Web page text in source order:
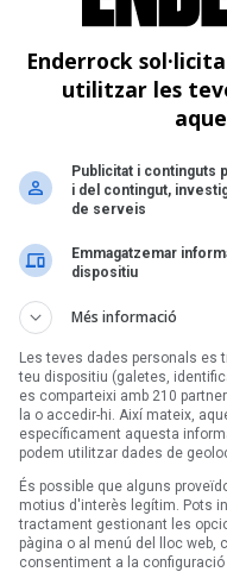
(@boicotspotify_cat)
d'estríming amb
Peya,Salvador Sobral
que la inversió
Enderrock
utilitzar les
Publicitat i continguts
i del contingut,
de serveis
Emmagatzemar
dispositiu
Més informació
Les teves dades personals es
teu dispositiu (galetes,
es comparteixi amb 210
la o accedir-hi. Així mateix,
específicament aquesta
podem utilitzar dades de
És possible que alguns
motius d'interès legítim. Pots
tractament gestionant les
pàgina o al menú del lloc web,
consentiment a la